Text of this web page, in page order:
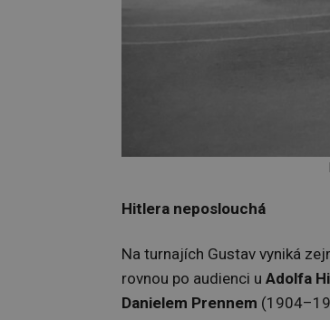
Hitlera neposlouchá
Na turnajích Gustav vyniká
rovnou po audienci u Adolfa
Danielem Prennem